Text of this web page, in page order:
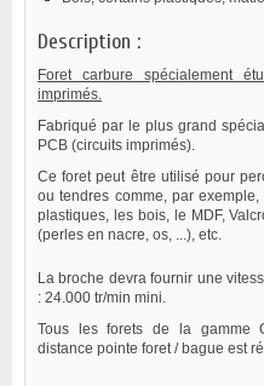
Description :
Foret carbure spécialement
imprimés.
Fabriqué par le plus grand
PCB (circuits imprimés).
Ce foret peut être utilisé pour
ou tendres comme, par
plastiques, les bois, le MDF,
(perles en nacre, os, ...), etc.
La broche devra fournir une
: 24.000 tr/min mini.
Tous les forets de la gamme
distance pointe foret / bague est